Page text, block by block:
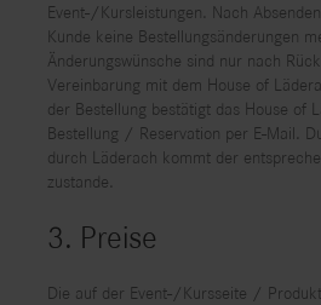
Event-/Kursleistungen. Nach
Kunde keine Bestellungsänderungen
Änderungswünsche sind nur nach
Vereinbarung mit dem House of
der Bestellung bestätigt das House of
Bestellung / Reservation per E-Mail.
durch Läderach kommt der
zustande.
3. Preise
Die auf der Event-/Kursseite /